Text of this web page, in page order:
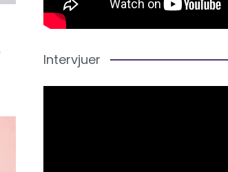
Intervjuer